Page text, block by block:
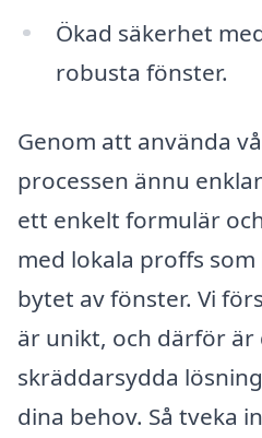
Ökad säkerhet
robusta fönster.
Genom att använda
processen ännu
ett enkelt formulär
med lokala proffs
bytet av fönster. Vi
är unikt, och därför
skräddarsydda
dina behov. Så tveka